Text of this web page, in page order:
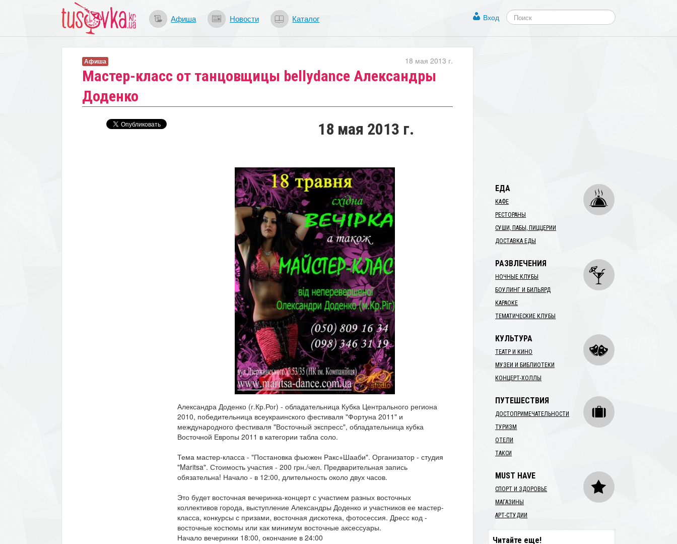
Афиша Новости Каталог Вход
Мастер-класс от танцовщицы bellydance Александры
Доденко
18 мая 2013 г.
Афиша
18 мая 2013 г.
Александра Доденко (г.Кр.Рог) - обладательница Кубка Центрального региона
2010, победительница всеукраинского фестиваля "Фортуна 2011" и
международного фестиваля "Восточный экспресс", обладательница кубка
Восточной Европы 2011 в категории табла соло.
Тема мастер-класса - "Постановка фьюжен Ракс+Шааби". Организатор - студия
"Maritsa". Стоимость участия - 200 грн./чел. Предварительная запись
обязательна! Начало - в 12:00, длительность около двух часов.
Это будет восточная вечеринка-концерт с участием разных восточных
коллективов города, выступление Александры Доденко и участников ее мастер-
класса, конкурсы с призами, восточная дискотека, фотосессия. Дресс код -
восточные костюмы или как минимум восточные аксессуары.
Начало вечеринки 18:00, окончание в 24:00
ЕДА
КАФЕ
РЕСТОРАНЫ
СУШИ, ПАБЫ, ПИЦЦЕРИИ
ДОСТАВКА ЕДЫ
РАЗВЛЕЧЕНИЯ
НОЧНЫЕ КЛУБЫ
БОУЛИНГ И БИЛЬЯРД
КАРАОКЕ
ТЕМАТИЧЕСКИЕ КЛУБЫ
КУЛЬТУРА
ТЕАТР И КИНО
МУЗЕИ И БИБЛИОТЕКИ
КОНЦЕРТ-ХОЛЛЫ
ПУТЕШЕСТВИЯ
ДОСТОПРИМЕЧАТЕЛЬНОСТИ
ТУРИЗМ
ОТЕЛИ
ТАКСИ
MUST HAVE
СПОРТ И ЗДОРОВЬЕ
МАГАЗИНЫ
АРТ-СТУДИИ
Читайте еще!